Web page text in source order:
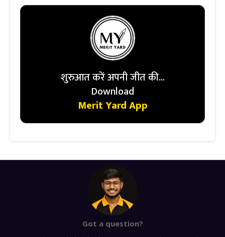
शुरुआत करें अपनी जीत की...
Download
Merit Yard App
Got a question?